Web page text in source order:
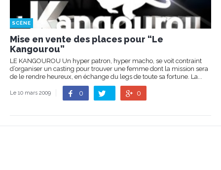
SCÈNE
Mise en vente des places pour “Le
Kangourou”
LE KANGOUROU Un hyper patron, hyper macho, se voit contraint
d’organiser un casting pour trouver une femme dont la mission sera
de le rendre heureux, en échange du legs de toute sa fortune. La...
Le 10 mars 2009 0 0